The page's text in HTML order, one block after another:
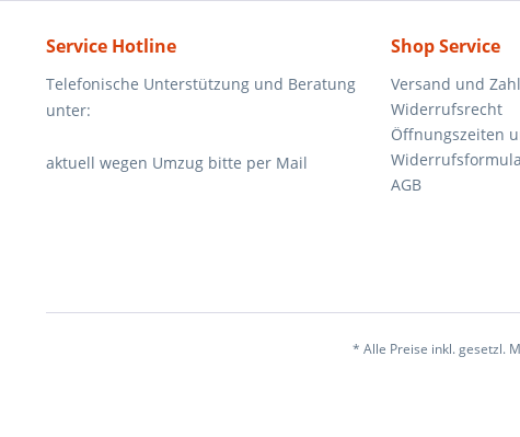
Service Hotline
Telefonische Unterstützung und Beratung
unter:
aktuell wegen Umzug bitte per Mail
Shop Service
Versand und
Widerrufsrecht
Öffnungszeiten
AGB
* Alle Preise inkl. gesetzl.